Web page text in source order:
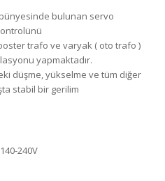
bulunan servo
trafo ve varyak ( oto trafo )
yapmaktadır.
düşme, yükselme ve tüm diğer
stabil bir gerilim
240V